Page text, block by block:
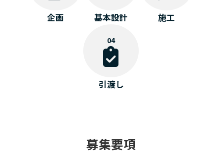
企画 基本設計 施工
04
引渡し
募集要項